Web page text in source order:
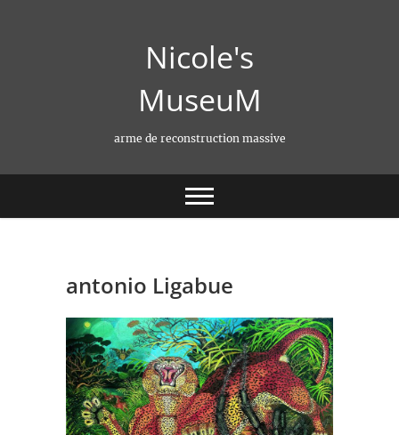
Nicole's
MuseuM
arme de reconstruction massive
antonio Ligabue